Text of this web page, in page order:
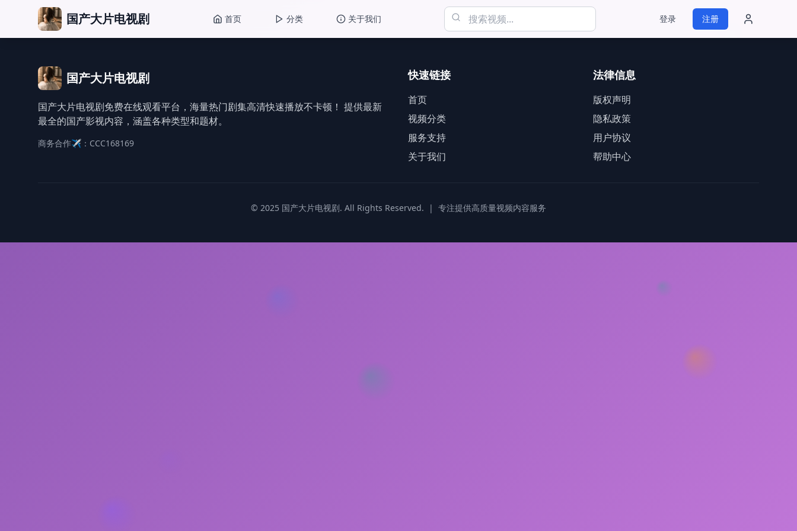
国产大片电视剧 首页 分类 关于我们 登录 注册
国产大片电视剧
国产大片电视剧免费在线观看平台，海量热门剧集高清快速播放不卡顿！ 提供最新
最全的国产影视内容，涵盖各种类型和题材。
商务合作✈️：CCC168169
快速链接
首页
视频分类
服务支持
关于我们
法律信息
版权声明
隐私政策
用户协议
帮助中心
© 2025 国产大片电视剧. All Rights Reserved. | 专注提供高质量视频内容服务